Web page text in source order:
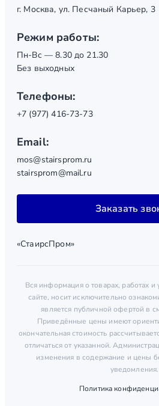
г. Москва, ул. Песчаный Карьер, 3
Режим работы:
Пн-Вс — 8.30 до 21.30
Без выходных
Телефоны:
+7 (977) 416-73-73
Email:
mos@stairsprom.ru
stairsprom@mail.ru
Заказать
«СтаирсПром»
Вся информация о товарах, работах и
сайте, носит исключительно
является публичной офертой в
Приведённые цены имеют
окончательная стоимость
отличаться от указанной.
изменения в содержание и цены
уведомления.
Политика